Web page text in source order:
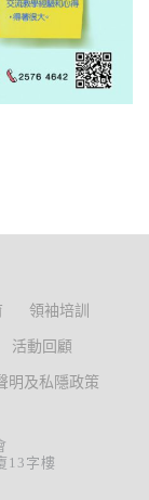
領袖培訓
活動回顧
明及私隱政策
13字樓